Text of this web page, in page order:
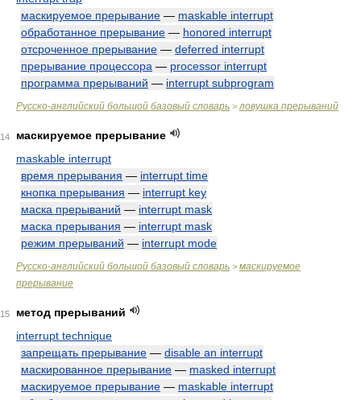
маскируемое прерывание — maskable interrupt
обработанное прерывание — honored interrupt
отсроченное прерывание — deferred interrupt
прерывание процессора — processor interrupt
программа прерываний — interrupt subprogram
Русско-английский большой базовый словарь > ловушка прерываний
14
маскируемое прерывание
maskable interrupt
время прерывания — interrupt time
кнопка прерывания — interrupt key
маска прерываний — interrupt mask
маска прерывания — interrupt mask
режим прерываний — interrupt mode
Русско-английский большой базовый словарь > маскируемое
прерывание
15
метод прерываний
interrupt technique
запрещать прерывание — disable an interrupt
маскированное прерывание — masked interrupt
маскируемое прерывание — maskable interrupt